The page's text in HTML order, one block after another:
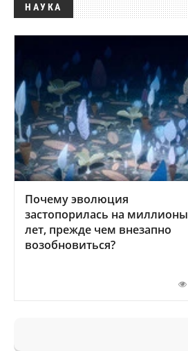
НАУКА
Почему эволюция
застопорилась на миллионы
лет, прежде чем внезапно
возобновиться?